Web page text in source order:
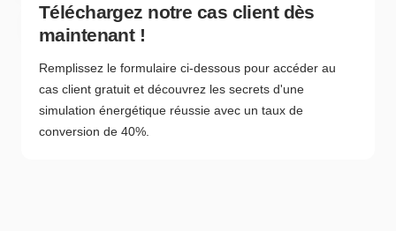
Téléchargez notre cas client dès
maintenant !
Remplissez le formulaire ci-dessous pour accéder au
cas client gratuit et découvrez les secrets d'une
simulation énergétique réussie avec un taux de
conversion de 40%.